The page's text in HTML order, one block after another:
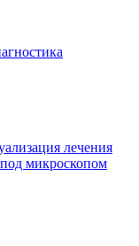
лечения
микроскопом